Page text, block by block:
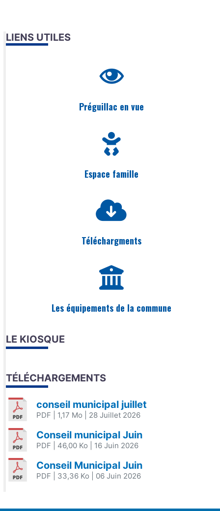
LIENS UTILES
Préguillac en vue
Espace famille
Téléchargments
Les équipements de la commune
LE KIOSQUE
TÉLÉCHARGEMENTS
conseil municipal juillet
PDF | 1,17 Mo | 28 Juillet 2026
Conseil municipal Juin
PDF | 46,00 Ko | 16 Juin 2026
Conseil Municipal Juin
PDF | 33,36 Ko | 06 Juin 2026